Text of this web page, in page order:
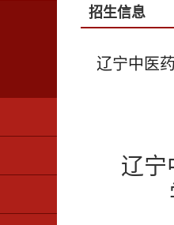
招生信息
辽宁中医
辽宁